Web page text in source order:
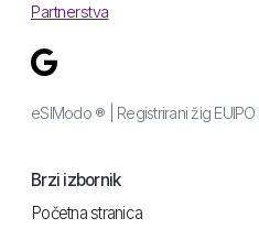
Partnerstva
eSIModo ® | Registrirani žig
Brzi izbornik
Početna stranica